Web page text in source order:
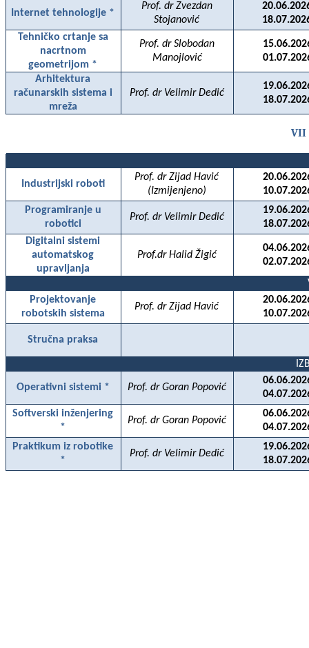
Internet tehnologije *
Prof. dr Zvezdan
Stojanović
Tehničko crtanje sa
nacrtnom
geometrijom *
Prof. dr Slobodan
Manojlović
Arhitektura
računarskih sistema i
mreža
Prof. dr Velimir Dedić
VII
Industrijski roboti
Prof. dr Zijad Havić
(Izmijenjeno)
Programiranje u
robotici
Prof. dr Velimir Dedić
Digitalni sistemi
automatskog
upravljanja
Prof.dr Halid Žigić
Projektovanje
robotskih sistema
Prof. dr Zijad Havić
Stručna praksa
Operativni sistemi * Prof. dr Goran Popović
Softverski inženjering
*
Prof. dr Goran Popović
Praktikum iz robotike
*
Prof. dr Velimir Dedić